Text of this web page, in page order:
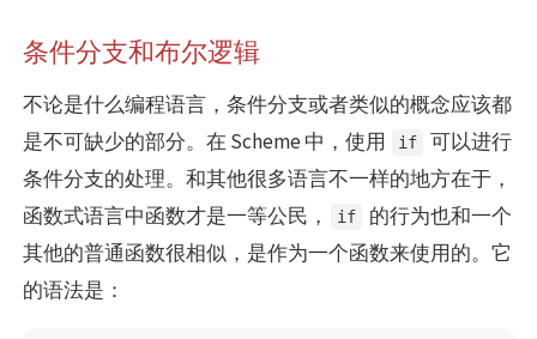
条件分支和布尔逻辑
不论是什么编程语言，条件分支或者类似的概念应该都
是不可缺少的部分。在 Scheme 中，使用
if
可以进行
条件分支的处理。和其他很多语言不一样的地方在于，
函数式语言中函数才是一等公民，
if
的行为也和一个
其他的普通函数很相似，是作为一个函数来使用的。它
的语法是：